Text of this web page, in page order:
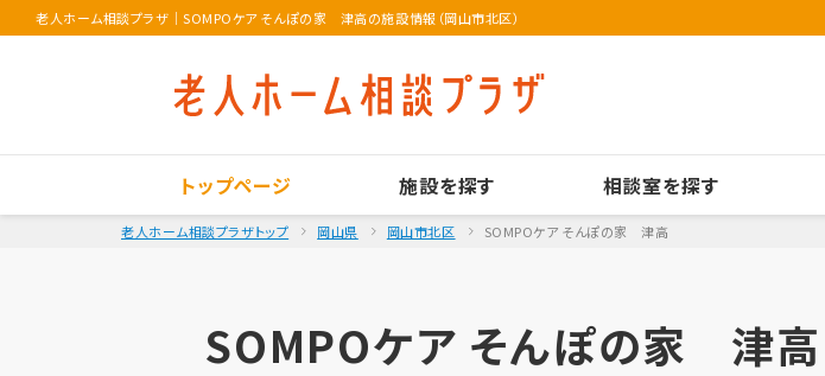
老人ホーム相談プラザ ｜SOMPOケア そんぽの家 津高の施設情報（岡山市北区）
トップページ 施設を探す 相談室を探す
老人ホーム相談プラザトップ 岡山県 岡山市北区 SOMPOケア そんぽの家 津高
SOMPOケア そんぽの家 津高